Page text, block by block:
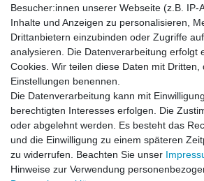
Besucher:innen unserer Webseite (z.B. IP-
Inhalte und Anzeigen zu personalisieren,
Drittanbietern einzubinden oder Zugriffe
analysieren. Die Datenverarbeitung erfolgt
Cookies. Wir teilen diese Daten mit Dritten,
Einstellungen benennen.
Die Datenverarbeitung kann mit
berechtigten Interesses erfolgen. Die
oder abgelehnt werden. Es besteht das
und die Einwilligung zu einem späteren
zu widerrufen. Beachten Sie unser
Hinweise zur Verwendung
Impressum
Barrierefreiheitserklärung
Vertrag widerrufen
Besucher:innen unserer Webseite (z.B. IP-
Inhalte und Anzeigen zu personalisieren,
Drittanbietern einzubinden oder Zugriffe
analysieren. Die Datenverarbeitung erfolgt
Cookies. Wir teilen diese Daten mit Dritten,
Einstellungen benennen.
Die Datenverarbeitung kann mit
berechtigten Interesses erfolgen. Die
oder abgelehnt werden. Es besteht das
und die Einwilligung zu einem späteren
zu widerrufen. Beachten Sie unser
Hinweise zur Verwendung